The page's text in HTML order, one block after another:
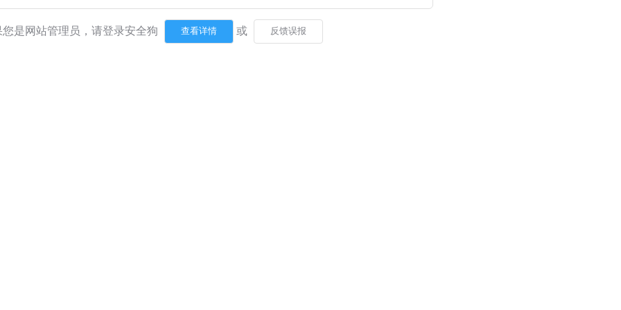
您是网站管理员，请登录安全狗 或